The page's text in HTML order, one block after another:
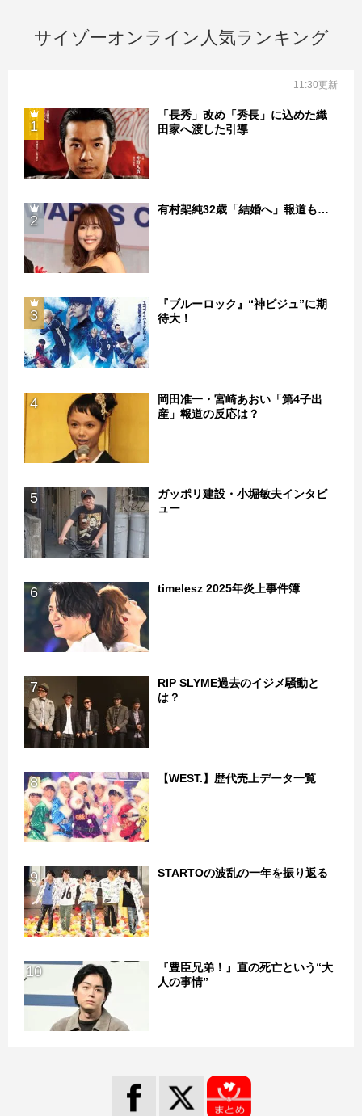
サイゾーオンライン人気ランキング
11:30更新
1
「長秀」改め「秀長」に込めた織
田家へ渡した引導
2
有村架純32歳「結婚へ」報道も…
3
『ブルーロック』“神ビジュ”に期
待大！
4
岡田准一・宮崎あおい「第4子出
産」報道の反応は？
5
ガッポリ建設・小堀敏夫インタビ
ュー
6 timelesz 2025年炎上事件簿
7
RIP SLYME過去のイジメ騒動と
は？
8 【WEST.】歴代売上データ一覧
9 STARTOの波乱の一年を振り返る
10
『豊臣兄弟！』直の死亡という“大
人の事情”